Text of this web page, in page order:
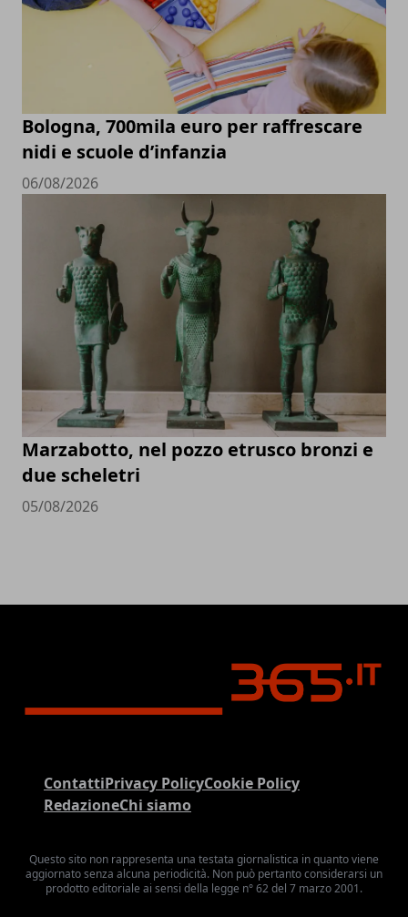
Bologna, 700mila euro per raffrescare
nidi e scuole d’infanzia
06/08/2026
Marzabotto, nel pozzo etrusco bronzi e
due scheletri
05/08/2026
ContattiPrivacy PolicyCookie Policy
RedazioneChi siamo
Questo sito non rappresenta una testata giornalistica in quanto viene
aggiornato senza alcuna periodicità. Non può pertanto considerarsi un
prodotto editoriale ai sensi della legge n° 62 del 7 marzo 2001.